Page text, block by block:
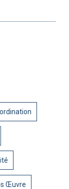
Œuvre